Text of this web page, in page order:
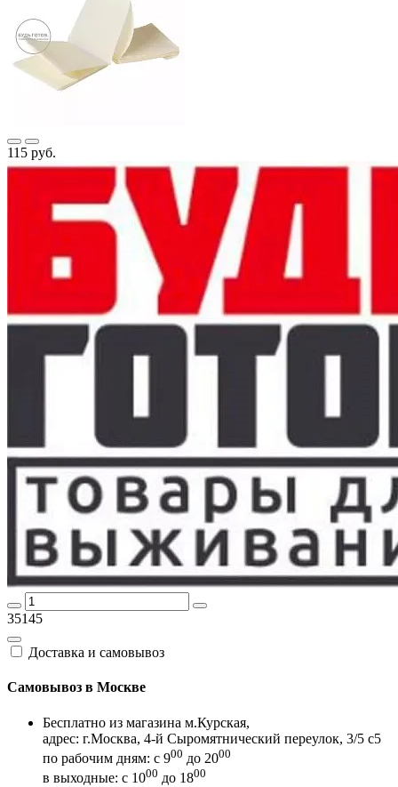
115 руб.
35145
Доставка и самовывоз
Самовывоз в Москве
Бесплатно из магазина м.Курская,
адрес: г.Москва, 4-й Сыромятнический переулок, 3/5 с5
по рабочим дням: с 900 до 2000
в выходные: с 1000 до 1800